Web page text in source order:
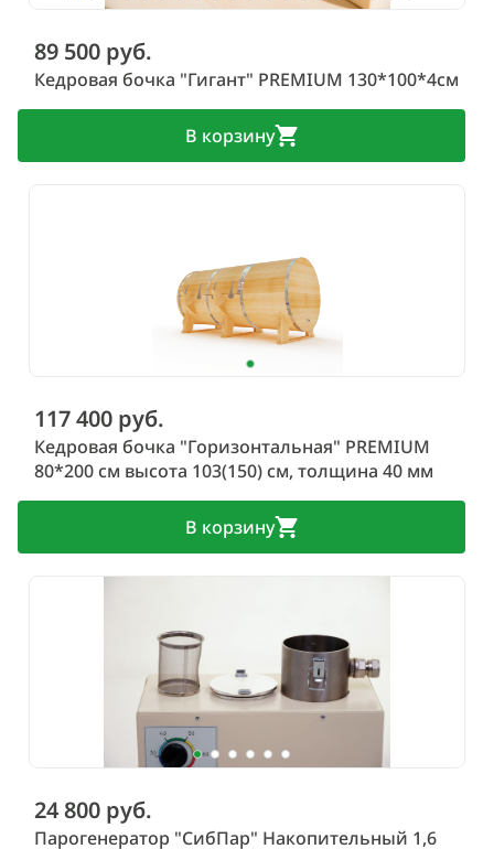
89 500 руб.
Кедровая бочка "Гигант" PREMIUM 130*100*4см
В корзину
117 400 руб.
Кедровая бочка "Горизонтальная" PREMIUM
80*200 см высота 103(150) см, толщина 40 мм
В корзину
24 800 руб.
Парогенератор "СибПар" Накопительный 1,6